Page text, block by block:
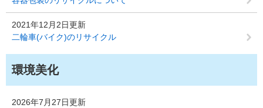
2021年12月2日更新
二輪車(バイク)のリサイクル
環境美化
2026年7月27日更新